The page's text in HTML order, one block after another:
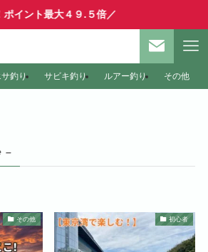
イント最大４９.５倍／
サ釣り サビキ釣り ルアー釣り その他
–
その他 初心者